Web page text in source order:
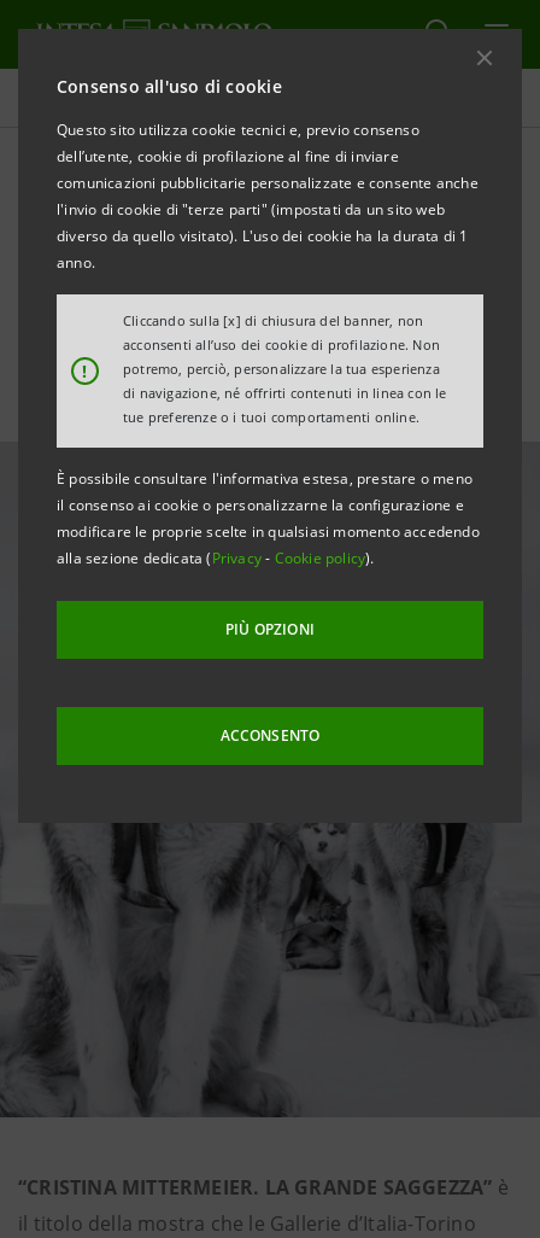
Consenso all'uso di cookie
Questo sito utilizza cookie tecnici e, previo consenso
dell’utente, cookie di profilazione al fine di inviare
comunicazioni pubblicitarie personalizzate e consente anche
l'invio di cookie di "terze parti" (impostati da un sito web
diverso da quello visitato). L'uso dei cookie ha la durata di 1
anno.
!
Cliccando sulla [x] di chiusura del banner, non
acconsenti all’uso dei cookie di profilazione. Non
potremo, perciò, personalizzare la tua esperienza
di navigazione, né offrirti contenuti in linea con le
tue preferenze o i tuoi comportamenti online.
È possibile consultare l'informativa estesa, prestare o meno
il consenso ai cookie o personalizzarne la configurazione e
modificare le proprie scelte in qualsiasi momento accedendo
alla sezione dedicata (Privacy- Cookie policy).
PIÙ OPZIONI
ACCONSENTO
Tutte le news
Alle Gallerie d’Italia – Torino
“La Grande saggezza” di
Cristina Mittermeier
“CRISTINA MITTERMEIER. LA GRANDE SAGGEZZA” è
il titolo della mostra che le Gallerie d’Italia-Torino